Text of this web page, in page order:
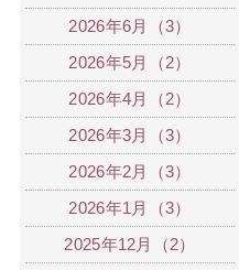
2026年6月（3）
2026年5月（2）
2026年4月（2）
2026年3月（3）
2026年2月（3）
2026年1月（3）
2025年12月（2）